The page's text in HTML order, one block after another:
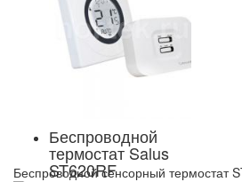
Беспроводной
термостат Salus
ST620RF
Беспроводной сенсорный термостат